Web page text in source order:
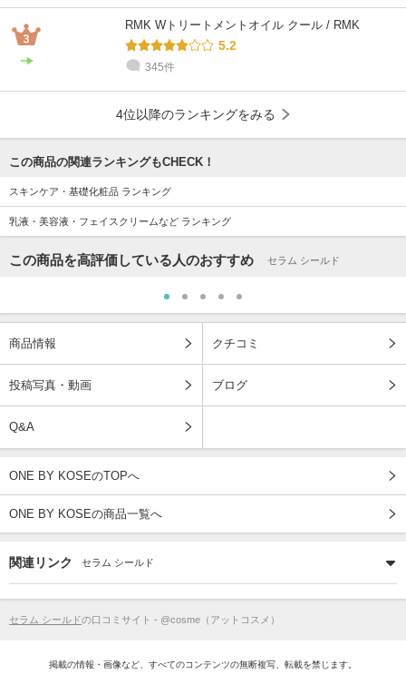
RMK Wトリートメントオイル クール / RMK
5.2
345件
4位以降のランキングをみる
この商品の関連ランキングもCHECK！
スキンケア・基礎化粧品 ランキング
乳液・美容液・フェイスクリームなど ランキング
この商品を高評価している人のおすすめ セラム シールド
商品情報 クチコミ
投稿写真・動画 ブログ
Q&A
ONE BY KOSEのTOPへ
ONE BY KOSEの商品一覧へ
関連リンク セラム シールド
セラム シールドの口コミサイト - @cosme（アットコスメ）
掲載の情報・画像など、すべてのコンテンツの無断複写、転載を禁じます。